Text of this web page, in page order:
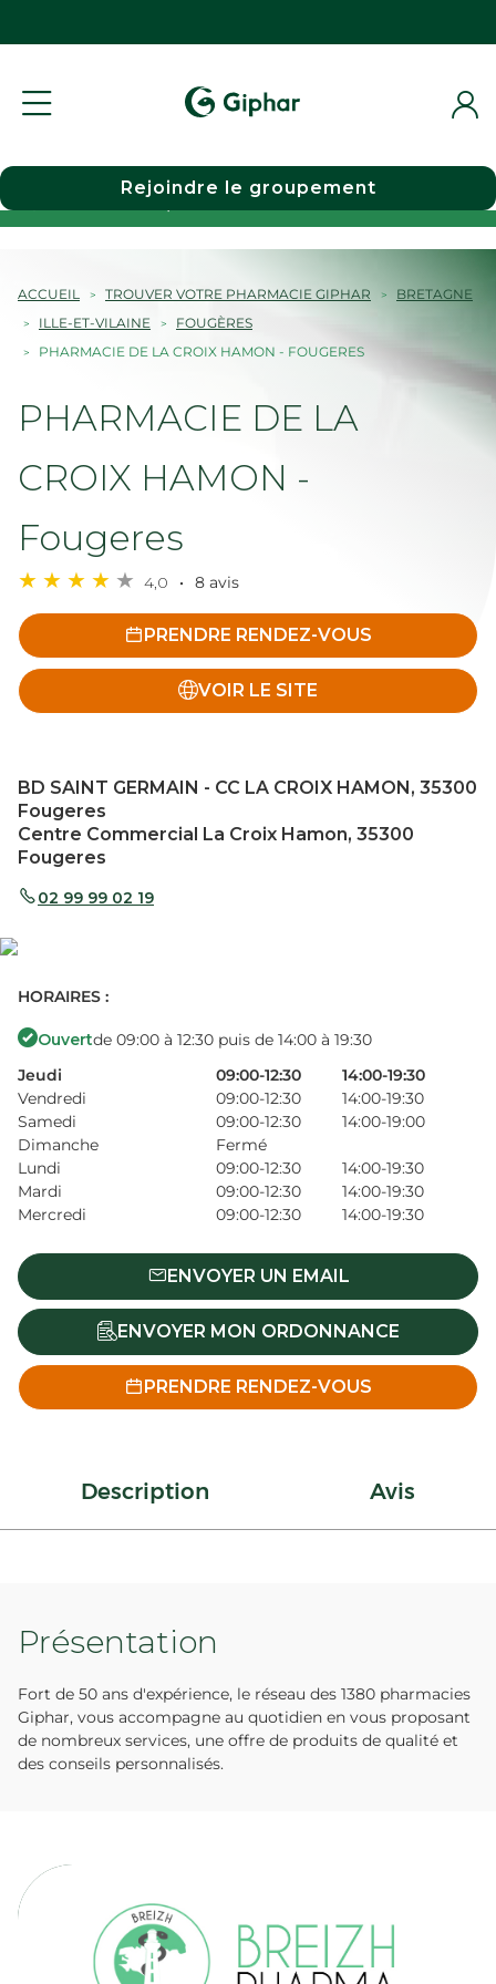
Choisir une pharmacie
Rejoindre le groupement
ACCUEIL TROUVER VOTRE PHARMACIE GIPHAR
BRETAGNE
ILLE-ET-VILAINE
FOUGÈRES
PHARMACIE DE LA CROIX HAMON - FOUGERES
PHARMACIE DE LA
CROIX HAMON -
Fougeres
4,0 8 avis
PRENDRE RENDEZ-VOUS
VOIR LE SITE
BD SAINT GERMAIN - CC LA CROIX HAMON, 35300
Fougeres
Centre Commercial La Croix Hamon, 35300
Fougeres
02 99 99 02 19
HORAIRES :
Ouvertde 09:00 à 12:30 puis de 14:00 à 19:30
Jeudi
09:00-12:30
14:00-19:30
Vendredi
09:00-12:30
14:00-19:30
Samedi
09:00-12:30
14:00-19:00
Dimanche
Fermé
Lundi
09:00-12:30
14:00-19:30
Mardi
09:00-12:30
14:00-19:30
Mercredi
09:00-12:30 14:00-19:30
ENVOYER UN EMAIL
ENVOYER MON ORDONNANCE
PRENDRE RENDEZ-VOUS
Description Avis
Présentation
Fort de 50 ans d'expérience, le réseau des 1380 pharmacies
Giphar, vous accompagne au quotidien en vous proposant
de nombreux services, une offre de produits de qualité et
des conseils personnalisés.